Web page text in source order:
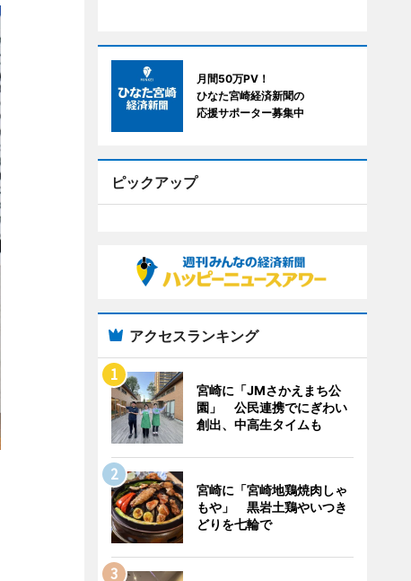
月間50万PV！
ひなた宮崎経済新聞の
応援サポーター募集中
ピックアップ
アクセスランキング
宮崎に「JMさかえまち公
園」 公民連携でにぎわい
創出、中高生タイムも
宮崎に「宮崎地鶏焼肉しゃ
もや」 黒岩土鶏やいつき
どりを七輪で